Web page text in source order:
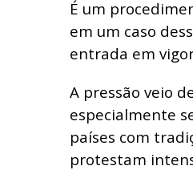
É um
em um caso
entrada em
A pressão veio
especialmente
países com
protestam